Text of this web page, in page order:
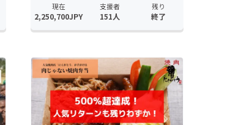
現在
2,250,700JPY
支援者
151人
残り
終了